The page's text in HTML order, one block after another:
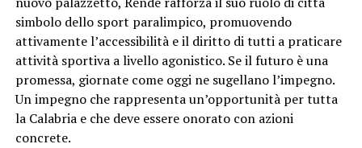
simbolo dello sport paralimpico, promuovendo
attivamente l’accessibilità e il diritto di tutti a praticare
attività sportiva a livello agonistico. Se il futuro è una
promessa, giornate come oggi ne sugellano l’impegno.
Un impegno che rappresenta un’opportunità per tutta
la Calabria e che deve essere onorato con azioni
concrete.